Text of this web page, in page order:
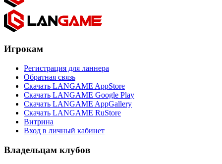
Игрокам
Регистрация для ланнера
Обратная связь
Скачать LANGAME AppStore
Скачать LANGAME Google Play
Скачать LANGAME AppGallery
Скачать LANGAME RuStore
Витрина
Вход в личный кабинет
Владельцам клубов